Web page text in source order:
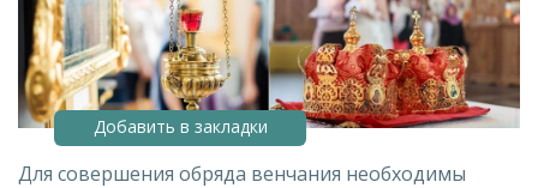
Добавить в закладки
Для совершения обряда венчания необходимы